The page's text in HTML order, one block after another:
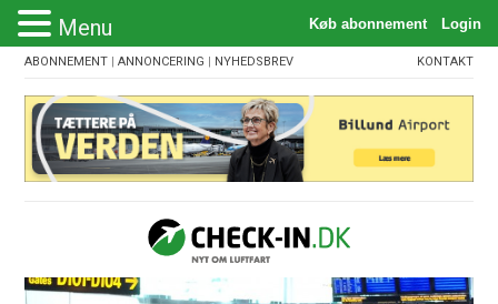
ABONNEMENT |ANNONCERING | NYHEDSBREV KONTAKT
Menu